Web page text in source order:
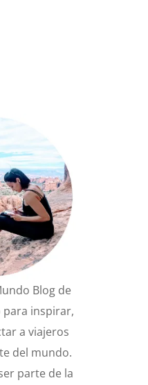
Blog de
para inspirar,
a viajeros
del mundo.
parte de la